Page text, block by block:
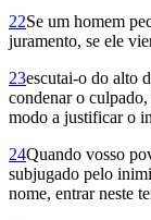
22Se um homem
juramento, se ele
23escutai-o do alto
condenar o
modo a justificar o
24Quando vosso
subjugado pelo
nome, entrar neste